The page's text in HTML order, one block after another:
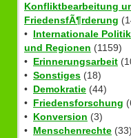
Konfliktbearbeitung
FriedensfÃ¶rderung
• Internationale Politik
und Regionen (1159)
• Erinnerungsarbeit
• Sonstiges (18)
• Demokratie (44)
• Friedensforschung
• Konversion (3)
• Menschenrechte (33)